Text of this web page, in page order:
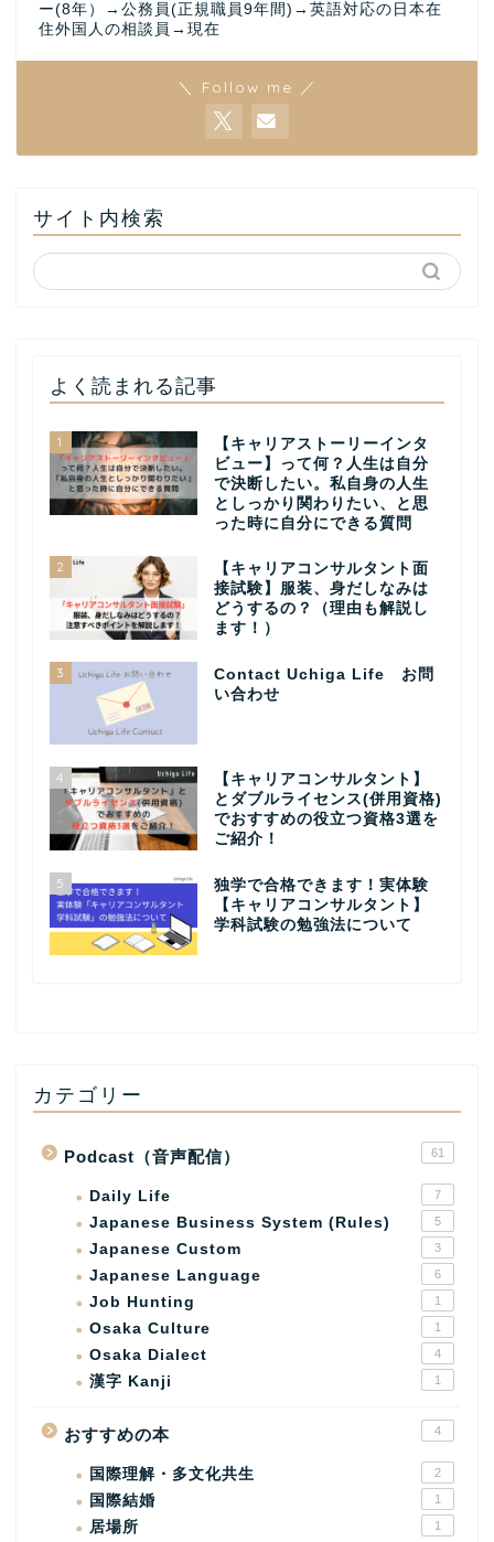
ー(8年）→公務員(正規職員9年間)→英語対応の日本在
住外国人の相談員→現在
＼ Follow me ／
サイト内検索
よく読まれる記事
1
【キャリアストーリーインタ
ビュー】って何？人生は自分
で決断したい。私自身の人生
としっかり関わりたい、と思
った時に自分にできる質問
2
【キャリアコンサルタント面
接試験】服装、身だしなみは
どうするの？（理由も解説し
ます！）
3
Contact Uchiga Life お問
い合わせ
4
【キャリアコンサルタント】
とダブルライセンス(併用資格)
でおすすめの役立つ資格3選を
ご紹介！
5
独学で合格できます！実体験
【キャリアコンサルタント】
学科試験の勉強法について
カテゴリー
Podcast（音声配信） 61
Daily Life 7
Japanese Business System (Rules) 5
Japanese Custom 3
Japanese Language 6
Job Hunting 1
Osaka Culture 1
Osaka Dialect 4
漢字 Kanji 1
おすすめの本 4
国際理解・多文化共生 2
国際結婚 1
居場所 1